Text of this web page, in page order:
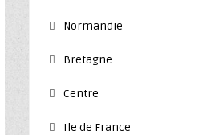
Normandie
Bretagne
Centre
Ile de France